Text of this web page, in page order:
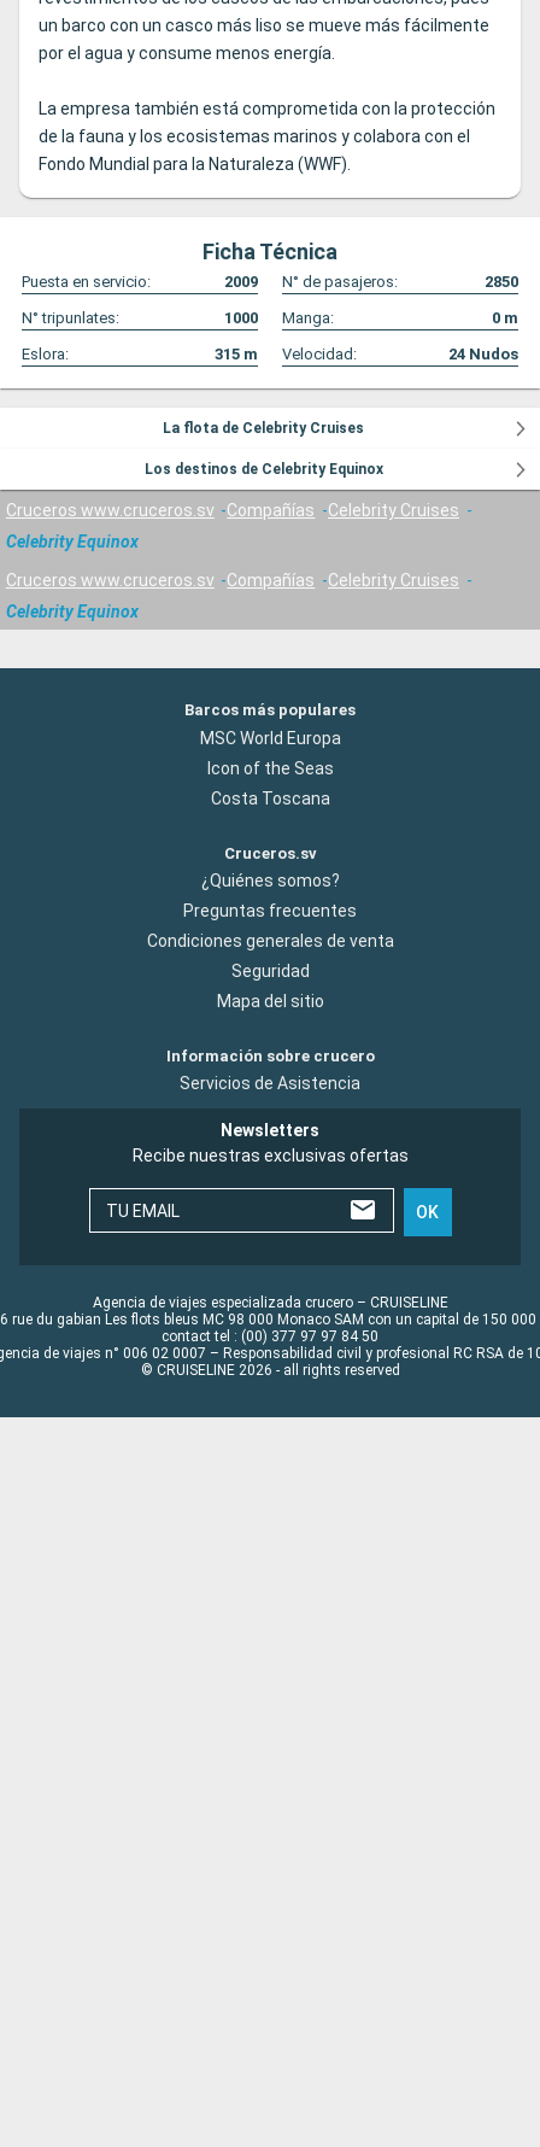
un barco con un casco más liso se mueve más fácilmente
por el agua y consume menos energía.
La empresa también está comprometida con la protección
de la fauna y los ecosistemas marinos y colabora con el
Fondo Mundial para la Naturaleza (WWF).
Ficha Técnica
Puesta en servicio: 2009 N° de pasajeros:
2850
N° tripunlates:
1000 Manga: 0 m
Eslora:
315 m Velocidad: 24 Nudos
La flota de Celebrity Cruises
Los destinos de Celebrity Equinox
Cruceros www.cruceros.sv Compañías
Celebrity Cruises
Celebrity Equinox
Cruceros www.cruceros.sv Compañías
Celebrity Cruises
Celebrity Equinox
Barcos más populares
MSC World Europa
Icon of the Seas
Costa Toscana
Cruceros.sv
¿Quiénes somos?
Preguntas frecuentes
Condiciones generales de venta
Seguridad
Mapa del sitio
Información sobre crucero
Servicios de Asistencia
Newsletters
Recibe nuestras exclusivas ofertas
TU EMAIL OK
Agencia de viajes especializada crucero – CRUISELINE
rue du gabian Les flots bleus MC 98 000 Monaco SAM con un capital de 150 000
contact tel : (00) 377 97 97 84 50
de viajes n° 006 02 0007 – Responsabilidad civil y profesional RC RSA de
© CRUISELINE 2026 - all rights reserved